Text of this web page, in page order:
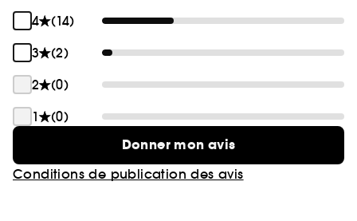
4
(14)
3
(2)
2
(0)
1
(0)
Donner mon avis
Conditions de publication des avis